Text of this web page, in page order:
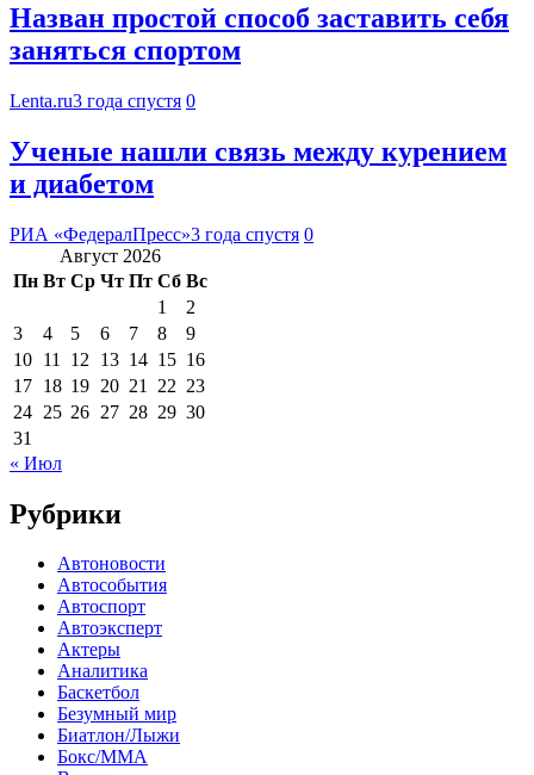
Назван простой способ заставить себя
заняться спортом
Lenta.ru3 года спустя 0
Ученые нашли связь между курением
и диабетом
РИА «ФедералПресс»3 года спустя 0
Август 2026
Пн Вт Ср Чт Пт Сб Вс
1
2
3
4 5 6 7 8
9
10 11 12 13 14 15 16
17 18 19 20 21 22 23
24 25 26 27 28 29 30
31
« Июл
Рубрики
Автоновости
Автособытия
Автоспорт
Автоэксперт
Актеры
Аналитика
Баскетбол
Безумный мир
Биатлон/Лыжи
Бокс/MMA